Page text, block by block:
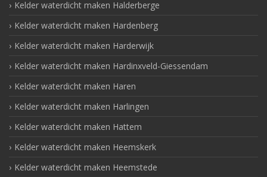
Kelder waterdicht maken Halderberge
Kelder waterdicht maken Hardenberg
Kelder waterdicht maken Harderwijk
Kelder waterdicht maken Hardinxveld-Giessendam
Kelder waterdicht maken Haren
Kelder waterdicht maken Harlingen
Kelder waterdicht maken Hattem
Kelder waterdicht maken Heemskerk
Kelder waterdicht maken Heemstede